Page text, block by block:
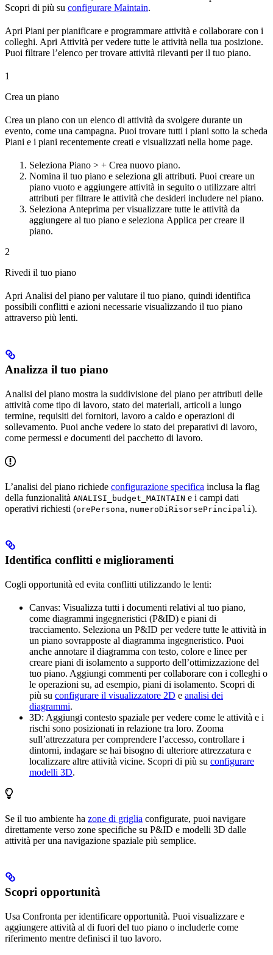
Scopri di più su configurare Maintain.
Apri Piani per pianificare e programmare attività e collaborare con i
colleghi. Apri Attività per vedere tutte le attività nella tua posizione.
Puoi filtrare l’elenco per trovare attività rilevanti per il tuo piano.
1
Crea un piano
Crea un piano con un elenco di attività da svolgere durante un
evento, come una campagna. Puoi trovare tutti i piani sotto la scheda
Piani e i piani recentemente creati e visualizzati nella home page.
Seleziona Piano > + Crea nuovo piano.
Nomina il tuo piano e seleziona gli attributi. Puoi creare un
piano vuoto e aggiungere attività in seguito o utilizzare altri
attributi per filtrare le attività che desideri includere nel piano.
Seleziona Anteprima per visualizzare tutte le attività da
aggiungere al tuo piano e seleziona Applica per creare il
piano.
2
Rivedi il tuo piano
Apri Analisi del piano per valutare il tuo piano, quindi identifica
possibili conflitti e azioni necessarie visualizzando il tuo piano
attraverso più lenti.
Analizza il tuo piano
Analisi del piano mostra la suddivisione del piano per attributi delle
attività come tipo di lavoro, stato dei materiali, articoli a lungo
termine, requisiti dei fornitori, lavoro a caldo e operazioni di
sollevamento. Puoi anche vedere lo stato dei preparativi di lavoro,
come permessi e documenti del pacchetto di lavoro.
L’analisi del piano richiede configurazione specifica inclusa la flag
della funzionalità ANALISI_budget_MAINTAIN e i campi dati
operativi richiesti (orePersona, numeroDiRisorsePrincipali).
Identifica conflitti e miglioramenti
Cogli opportunità ed evita conflitti utilizzando le lenti:
Canvas: Visualizza tutti i documenti relativi al tuo piano,
come diagrammi ingegneristici (P&ID) e piani di
tracciamento. Seleziona un P&ID per vedere tutte le attività in
un piano sovrapposte al diagramma ingegneristico. Puoi
anche annotare il diagramma con testo, colore e linee per
creare piani di isolamento a supporto dell’ottimizzazione del
tuo piano. Aggiungi commenti per collaborare con i colleghi o
le operazioni su, ad esempio, piani di isolamento. Scopri di
più su configurare il visualizzatore 2D e analisi dei
diagrammi.
3D: Aggiungi contesto spaziale per vedere come le attività e i
rischi sono posizionati in relazione tra loro. Zooma
sull’attrezzatura per comprendere l’accesso, controllare i
dintorni, indagare se hai bisogno di ulteriore attrezzatura e
localizzare altre attività vicine. Scopri di più su configurare
modelli 3D.
Se il tuo ambiente ha zone di griglia configurate, puoi navigare
direttamente verso zone specifiche su P&ID e modelli 3D dalle
attività per una navigazione spaziale più semplice.
Scopri opportunità
Usa Confronta per identificare opportunità. Puoi visualizzare e
aggiungere attività al di fuori del tuo piano o includerle come
riferimento mentre definisci il tuo lavoro.